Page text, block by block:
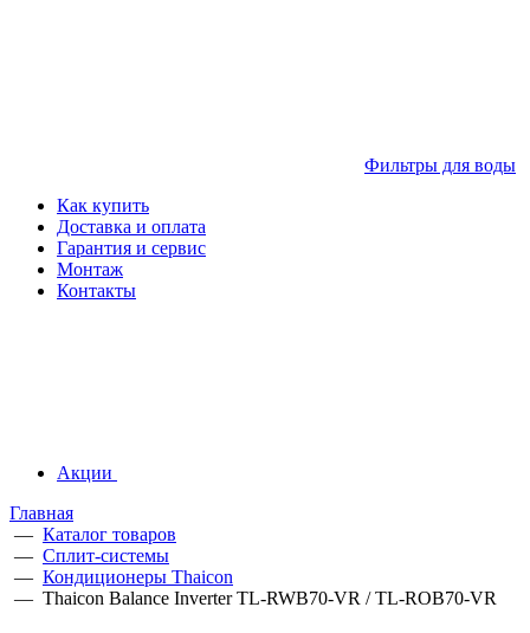
Фильтры для воды
Как купить
Доставка и оплата
Гарантия и сервис
Монтаж
Контакты
Акции
Главная
— Каталог товаров
— Сплит-системы
— Кондиционеры Thaicon
— Thaicon Balance Inverter TL-RWB70-VR / TL-ROB70-VR